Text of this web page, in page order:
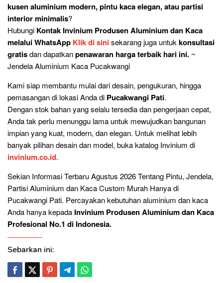
kusen aluminium modern, pintu kaca elegan, atau partisi
interior minimalis?
Hubungi Kontak Invinium Produsen Aluminium dan Kaca
melalui WhatsApp Klik di sinisekarang juga untuk konsultasi
gratisdan dapatkanpenawaran harga terbaik hari ini. ~
Jendela Aluminium Kaca Pucakwangi
Kami siap membantu mulai dari desain, pengukuran, hingga
pemasangan di lokasi Anda di Pucakwangi Pati.
Dengan stok bahan yang selalu tersedia dan pengerjaan cepat,
Anda tak perlu menunggu lama untuk mewujudkan bangunan
impian yang kuat, modern, dan elegan. Untuk melihat lebih
banyak pilihan desain dan model, buka katalog Invinium di
invinium.co.id.
Sekian Informasi Terbaru Agustus 2026 Tentang Pintu, Jendela,
Partisi Aluminium dan Kaca Custom Murah Hanya di
Pucakwangi Pati. Percayakan kebutuhan aluminium dan kaca
Anda hanya kepada Invinium Produsen Aluminium dan Kaca
Profesional No.1 di Indonesia.
Sebarkan ini: